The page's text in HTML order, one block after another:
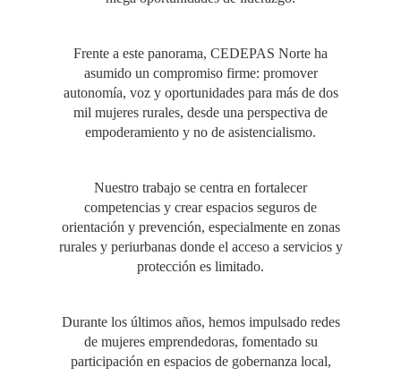
Frente a este panorama, CEDEPAS Norte ha
asumido un compromiso firme: promover
autonomía, voz y oportunidades para más de dos
mil mujeres rurales, desde una perspectiva de
empoderamiento y no de asistencialismo.
Nuestro trabajo se centra en fortalecer
competencias y crear espacios seguros de
orientación y prevención, especialmente en zonas
rurales y periurbanas donde el acceso a servicios y
protección es limitado.
Durante los últimos años, hemos impulsado redes
de mujeres emprendedoras, fomentado su
participación en espacios de gobernanza local,